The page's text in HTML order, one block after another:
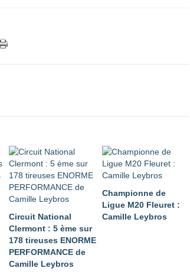
Circuit National
Clermont : 5 ème sur
178 tireuses ENORME
PERFORMANCE de
Camille Leybros
Championne de
Ligue M20 Fleuret :
Camille Leybros